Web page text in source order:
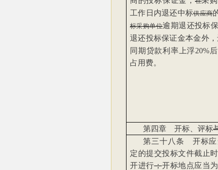
工作日内退还中标供应商
标采购单位逾期退还投标
退还投标保证金本金外
同期贷款利率上浮20%
占用费。
第四章 开标、评标
第三十八条 开标应
定的提交投标文件截止
开进行；开标地点应当